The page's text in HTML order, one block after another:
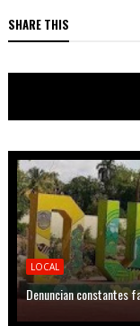
SHARE THIS
LOCAL
Denuncian constantes